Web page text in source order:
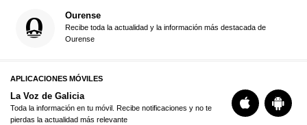
Ourense
Recibe toda la actualidad y la información más destacada de
Ourense
APLICACIONES MÓVILES
La Voz de Galicia
Toda la información en tu móvil. Recibe notificaciones y no te
pierdas la actualidad más relevante